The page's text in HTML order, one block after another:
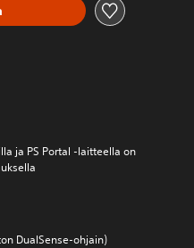
ja PS Portal ‑laitteella on
DualSense-ohjain)